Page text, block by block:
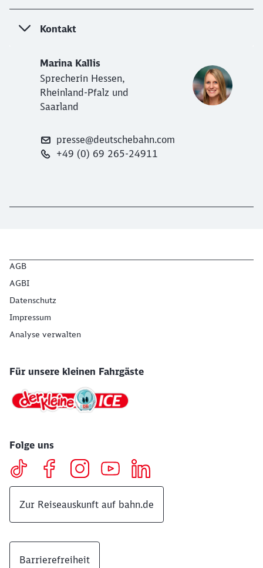
Kontakt
Marina Kallis
Sprecherin Hessen,
Rheinland-Pfalz und
Saarland
presse@deutschebahn.com
+49 (0) 69 265-24911
AGB
AGBI
Datenschutz
Impressum
Analyse verwalten
Für unsere kleinen Fahrgäste
Folge uns
Zur Reiseauskunft auf bahn.de
Barrierefreiheit